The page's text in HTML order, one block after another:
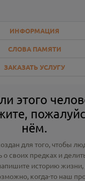
ИНФОРМАЦИЯ
СЛОВА ПАМЯТИ
ЗАКАЗАТЬ УСЛУГУ
этого
нём.
для того, чтобы
о своих предках и
историю жизни,
когда-то наш